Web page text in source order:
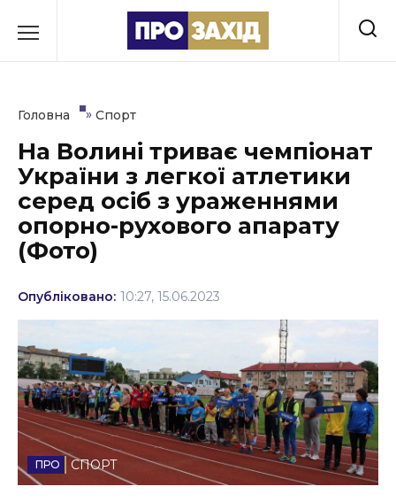
до
Культура
Освіта
Події
Політика
Спорт
Стиль життя
Втрачений Ужгород
Головна » Спорт
На Волині триває чемпіонат
України з легкої атлетики
серед осіб з ураженнями
опорно-рухового апарату
(Фото)
Опубліковано: 10:27, 15.06.2023
СПОРТ